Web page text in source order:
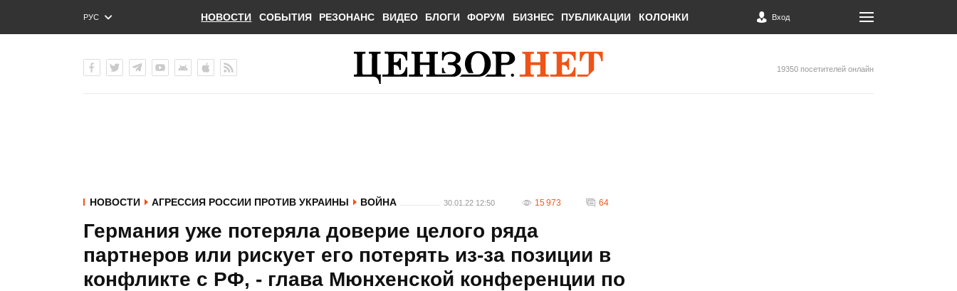
РУС
ENG
НОВОСТИ СОБЫТИЯ РЕЗОНАНС ВИДЕО БЛОГИ ФОРУМ БИЗНЕС ПУБЛИКАЦИИ КОЛОНКИ Вход
19350 посетителей онлайн
НОВОСТИ АГРЕССИЯ РОССИИ ПРОТИВ УКРАИНЫ ВОЙНА 30.01.22 12:50 15 973 64
Германия уже потеряла доверие целого ряда
партнеров или рискует его потерять из-за позиции в
конфликте с РФ, - глава Мюнхенской конференции по